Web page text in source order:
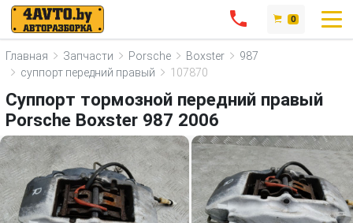
0
Главная Запчасти Porsche Boxster
987
суппорт передний правый
107870
Суппорт тормозной передний правый
Porsche Boxster 987 2006